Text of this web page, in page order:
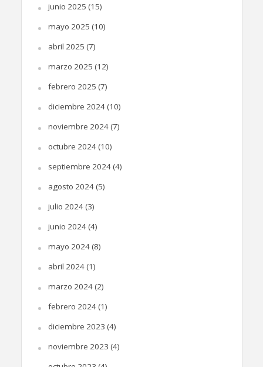
junio 2025 (15)
mayo 2025 (10)
abril 2025 (7)
marzo 2025 (12)
febrero 2025 (7)
diciembre 2024(10)
noviembre 2024(7)
octubre 2024(10)
septiembre 2024(4)
agosto 2024(5)
julio 2024(3)
junio 2024(4)
mayo 2024(8)
abril 2024(1)
marzo 2024(2)
febrero 2024(1)
diciembre 2023 (4)
noviembre 2023 (4)